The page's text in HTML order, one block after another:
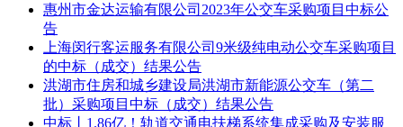
第三名:武汉建工集团股份有限公司
投标报价:336085985.00
项目名称：九江红光港区铁路专用线工程施工总价承包项目
建设地点：江西省九江市。
惠州市金达运输有限公司2023年公交车采购项目中标公
告
上海闵行客运服务有限公司9米级纯电动公交车采购项目
的中标（成交）结果公告
洪湖市住房和城乡建设局洪湖市新能源公交车（第二
批）采购项目中标（成交）结果公告
中标丨1.86亿！轨道交通电扶梯系统集成采购及安装服